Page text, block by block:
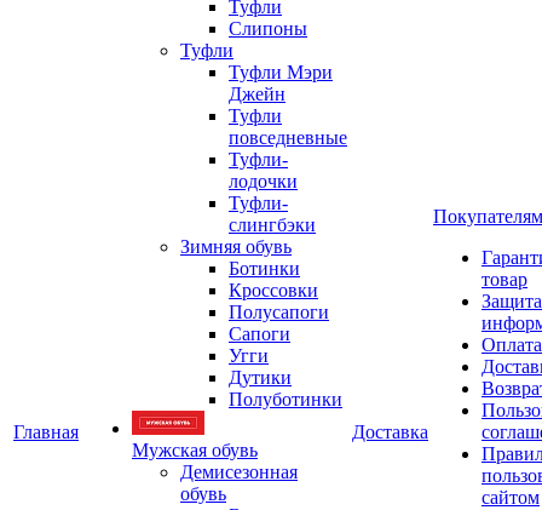
Главная
Туфли
Слипоны
Туфли
Туфли Мэри
Джейн
Туфли
повседневные
Туфли-
лодочки
Туфли-
слингбэки
Зимняя обувь
Ботинки
Кроссовки
Полусапоги
Сапоги
Угги
Дутики
Полуботинки
Мужская обувь
Демисезонная
обувь
Доставка
Покупателям
товар
Защита
Оплата
сайтом